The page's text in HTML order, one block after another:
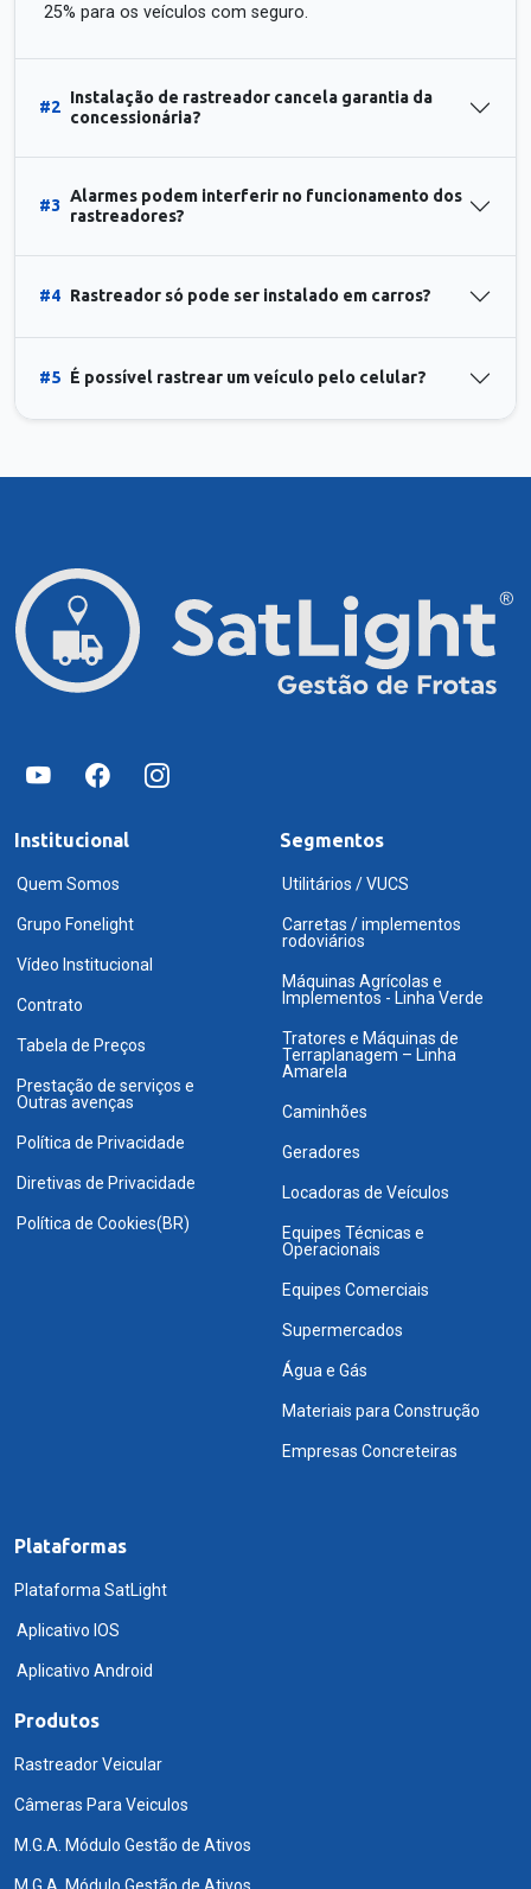
25% para os veículos com seguro.
#2
Instalação de rastreador cancela garantia da
concessionária?
#3
Alarmes podem interferir no funcionamento dos
rastreadores?
#4 Rastreador só pode ser instalado em carros?
#5 É possível rastrear um veículo pelo celular?
Institucional
Quem Somos
Grupo Fonelight
Vídeo Institucional
Contrato
Tabela de Preços
Prestação de serviços e
Outras avenças
Política de Privacidade
Diretivas de Privacidade
Política de Cookies(BR)
Segmentos
Utilitários / VUCS
Carretas / implementos
rodoviários
Máquinas Agrícolas e
Implementos - Linha Verde
Tratores e Máquinas de
Terraplanagem – Linha
Amarela
Caminhões
Geradores
Locadoras de Veículos
Equipes Técnicas e
Operacionais
Equipes Comerciais
Supermercados
Água e Gás
Materiais para Construção
Empresas Concreteiras
Plataformas
Plataforma SatLight
Aplicativo IOS
Aplicativo Android
Produtos
Rastreador Veicular
Câmeras Para Veiculos
M.G.A. Módulo Gestão de Ativos